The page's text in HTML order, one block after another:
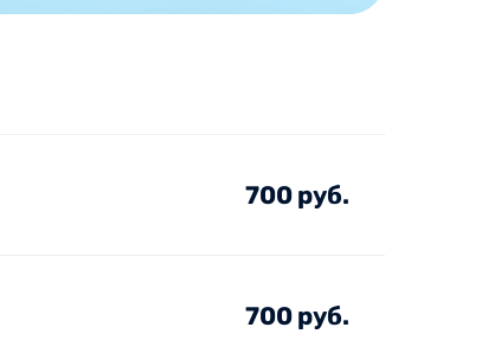
700 руб.
700 руб.